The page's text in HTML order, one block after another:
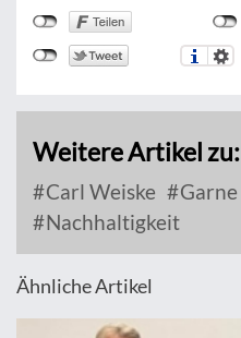
Weitere Artikel zu:
Carl Weiske Garne
Nachhaltigkeit
Ähnliche Artikel